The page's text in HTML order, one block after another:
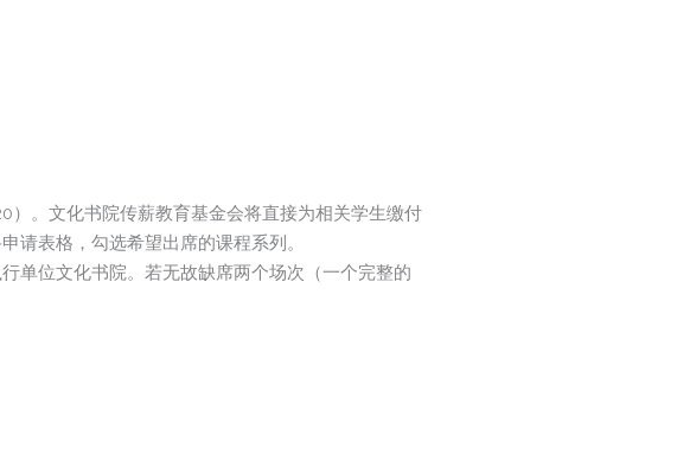
）。文化书院传薪教育基金会将直接为相关学生缴付
请表格，勾选希望出席的课程系列。
单位文化书院。若无故缺席两个场次（一个完整的